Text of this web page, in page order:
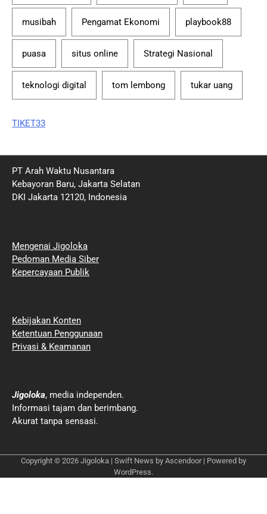
musibah Pengamat Ekonomi playbook88
puasa situs online Strategi Nasional
teknologi digital tom lembong tukar uang
TIKET33
PT Arah Waktu Nusantara
Kebayoran Baru, Jakarta Selatan
DKI Jakarta 12120, Indonesia
Mengenai Jigoloka
Pedoman Media Siber
Kepercayaan Publik
Kebijakan Konten
Ketentuan Penggunaan
Privasi & Keamanan
Jigoloka, media independen.
Informasi tajam dan berimbang.
Akurat tanpa sensasi.
Copyright © 2026 Jigoloka | Swift News by Ascendoor| Powered by
WordPress.